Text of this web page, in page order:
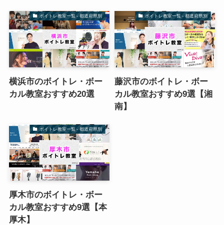
ボイトレ教室一覧 - 都道府県別
横浜市のボイトレ・ボー
カル教室おすすめ20選
ボイトレ教室一覧 - 都道府県別
藤沢市のボイトレ・ボー
カル教室おすすめ9選【湘
南】
ボイトレ教室一覧 - 都道府県別
厚木市のボイトレ・ボー
カル教室おすすめ9選【本
厚木】